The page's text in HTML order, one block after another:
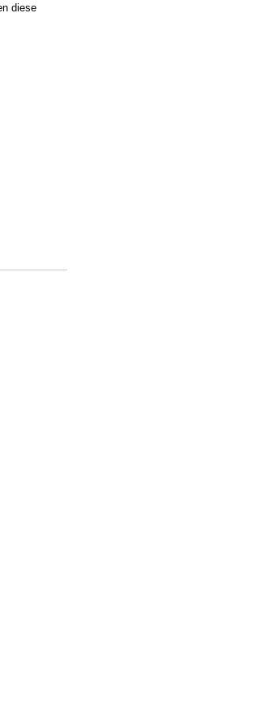
diese